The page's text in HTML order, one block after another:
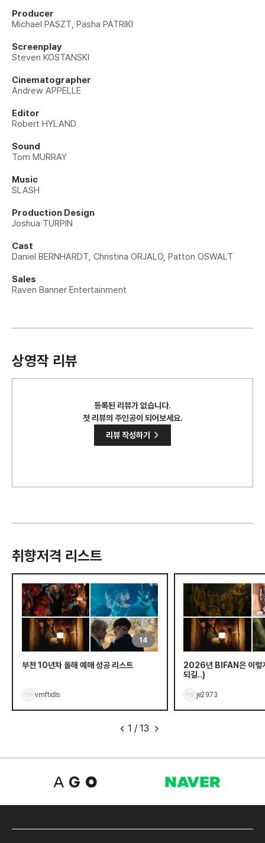
Producer
Michael PASZT, Pasha PATRIKI
Screenplay
Steven KOSTANSKI
Cinematographer
Andrew APPELLE
Editor
Robert HYLAND
Sound
Tom MURRAY
Music
SLASH
Production Design
Joshua TURPIN
Cast
Daniel BERNHARDT, Christina ORJALO, Patton OSWALT
Sales
Raven Banner Entertainment
상영작 리뷰
등록된 리뷰가 없습니다.
첫 리뷰의 주인공이 되어보세요.
리뷰 작성하기
>
취향저격 리스트
14
부천 10년차 올해 예매 성공 리스트
vmftidls
2026년 BIFAN은 이렇
되길..)
je2973
< 1 / 13 >